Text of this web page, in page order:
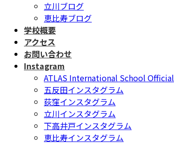
立川ブログ
恵比寿ブログ
学校概要
アクセス
お問い合わせ
Instagram
ATLAS International School Official
五反田インスタグラム
荻窪インスタグラム
立川インスタグラム
下高井戸インスタグラム
恵比寿インスタグラム